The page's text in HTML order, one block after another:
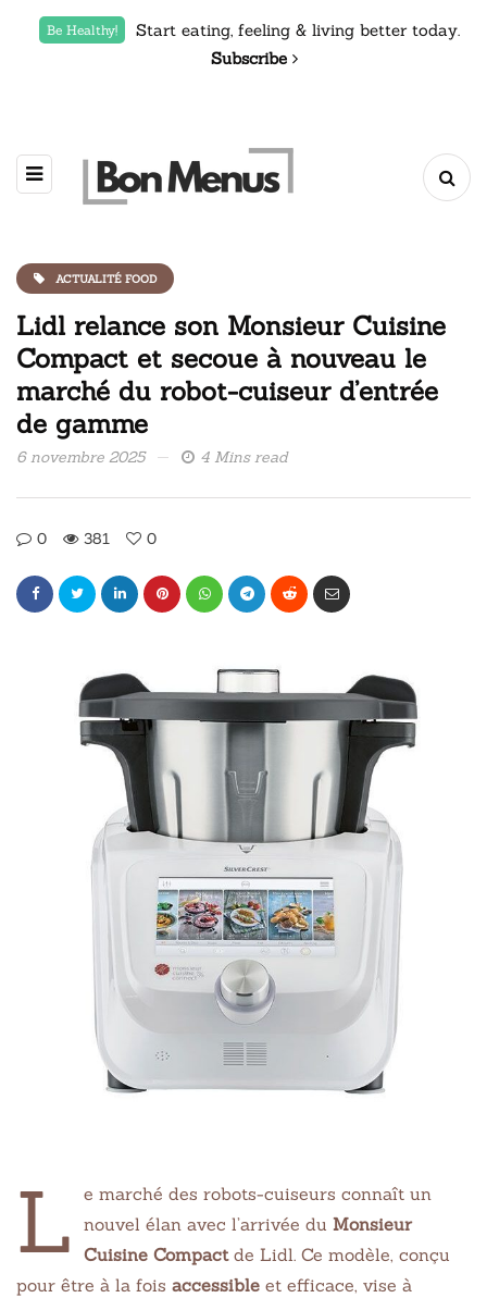
Be Healthy!
Start eating, feeling & living better today.
Subscribe
ACTUALITÉ FOOD
Lidl relance son Monsieur Cuisine
Compact et secoue à nouveau le
marché du robot-cuiseur d’entrée
de gamme
6 novembre 2025 4 Mins read
0 381 0
L
e marché des robots-cuiseurs connaît un
nouvel élan avec l’arrivée du Monsieur
Cuisine Compactde Lidl. Ce modèle, conçu
pour être à la fois accessible et efficace, vise à